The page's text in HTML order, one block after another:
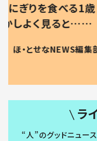
る1歳
…母
現行編集部
小1から不
テッド」だ
食”を作
和の親 #
SNSで話題
ラ
“人”のグッドニュー